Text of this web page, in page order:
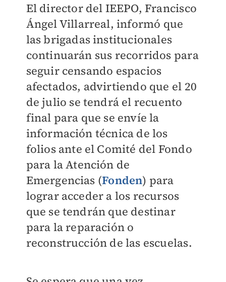
El director del IEEPO, Francisco
Ángel Villarreal, informó que
las brigadas institucionales
continuarán sus recorridos para
seguir censando espacios
afectados, advirtiendo que el 20
de julio se tendrá el recuento
final para que se envíe la
información técnica de los
folios ante el Comité del Fondo
para la Atención de
Emergencias (Fonden) para
lograr acceder a los recursos
que se tendrán que destinar
para la reparación o
reconstrucción de las escuelas.